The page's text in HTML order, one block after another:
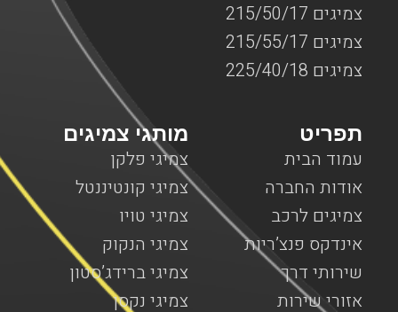
צמיגים 215/50/17
צמיגים 215/55/17
צמיגים 225/40/18
מותגי צמיגים
צמיגי פלקן
צמיגי קונטיננטל
צמיגי טויו
צמיגי הנקוק
צמיגי ברידג’סטון
צמיגי נקסן
תפריט
עמוד הבית
אודות החברה
צמיגים לרכב
אינדקס פנצ’ריות
שירותי דרך
אזורי שירות